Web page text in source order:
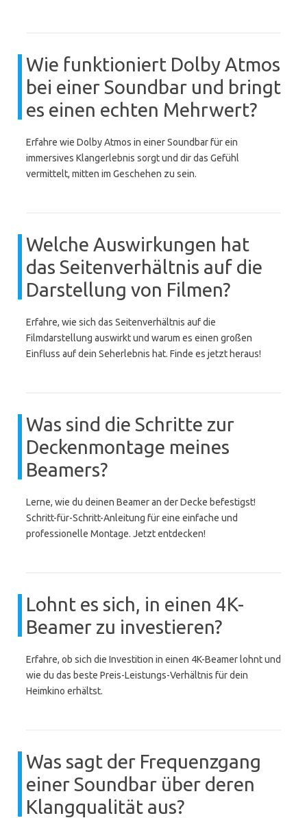
Wie funktioniert Dolby Atmos
bei einer Soundbar und bringt
es einen echten Mehrwert?
Erfahre wie Dolby Atmos in einer Soundbar für ein
immersives Klangerlebnis sorgt und dir das Gefühl
vermittelt, mitten im Geschehen zu sein.
Welche Auswirkungen hat
das Seitenverhältnis auf die
Darstellung von Filmen?
Erfahre, wie sich das Seitenverhältnis auf die
Filmdarstellung auswirkt und warum es einen großen
Einfluss auf dein Seherlebnis hat. Finde es jetzt heraus!
Was sind die Schritte zur
Deckenmontage meines
Beamers?
Lerne, wie du deinen Beamer an der Decke befestigst!
Schritt-für-Schritt-Anleitung für eine einfache und
professionelle Montage. Jetzt entdecken!
Lohnt es sich, in einen 4K-
Beamer zu investieren?
Erfahre, ob sich die Investition in einen 4K-Beamer lohnt und
wie du das beste Preis-Leistungs-Verhältnis für dein
Heimkino erhältst.
Was sagt der Frequenzgang
einer Soundbar über deren
Klangqualität aus?